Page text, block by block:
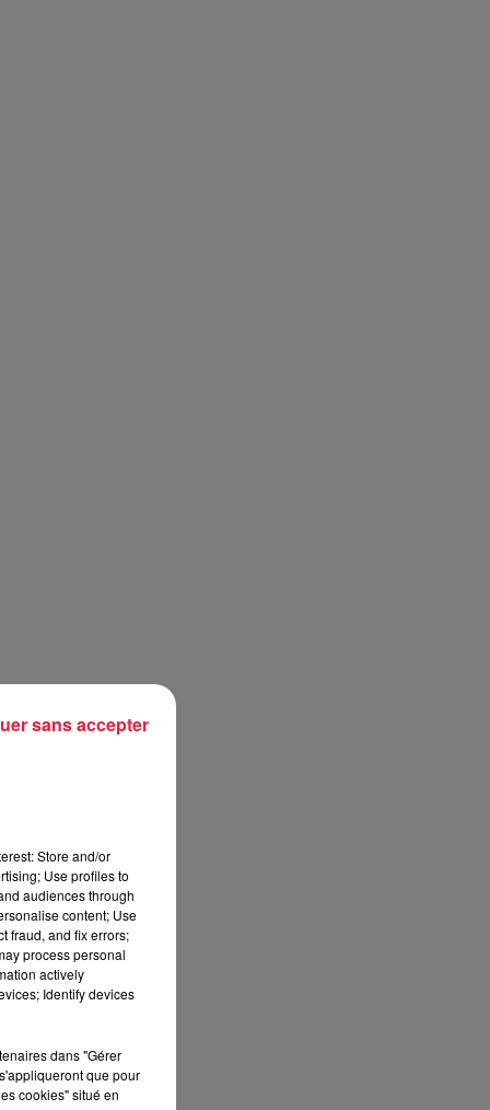
Store and/or
Use profiles to
audiences through
content; Use
fraud, and fix errors;
process personal
actively
Identify devices
dans "Gérer
que pour
cookies" situé en
sans accepter